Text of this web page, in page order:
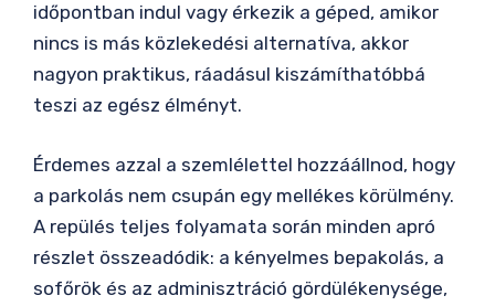
időpontban indul vagy érkezik a géped, amikor
nincs is más közlekedési alternatíva, akkor
nagyon praktikus, ráadásul kiszámíthatóbbá
teszi az egész élményt.
Érdemes azzal a szemlélettel hozzáállnod, hogy
a parkolás nem csupán egy mellékes körülmény.
A repülés teljes folyamata során minden apró
részlet összeadódik: a kényelmes bepakolás, a
sofőrök és az adminisztráció gördülékenysége,